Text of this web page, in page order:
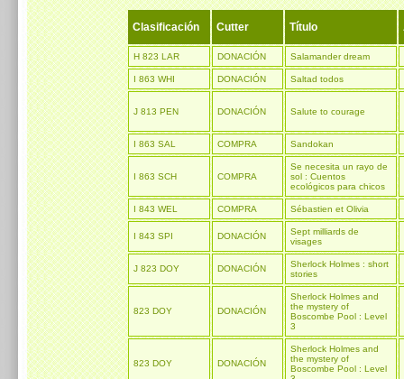
Clasificación Cutter Título
H 823 LAR DONACIÓN Salamander dream
I 863 WHI DONACIÓN Saltad todos
J 813 PEN DONACIÓN Salute to courage
I 863 SAL COMPRA Sandokan
I 863 SCH COMPRA
Se necesita un rayo de
sol : Cuentos
ecológicos para chicos
I 843 WEL COMPRA Sébastien et Olivia
I 843 SPI DONACIÓN
Sept milliards de
visages
J 823 DOY DONACIÓN
Sherlock Holmes : short
stories
823 DOY DONACIÓN
Sherlock Holmes and
the mystery of
Boscombe Pool : Level
3
823 DOY DONACIÓN
Sherlock Holmes and
the mystery of
Boscombe Pool : Level